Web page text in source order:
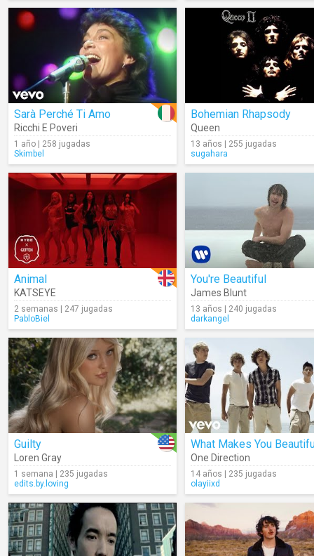
Sarà Perché Ti Amo
Ricchi E Poveri
1 año | 258 jugadas
Skimbel
Bohemian Rhapsody
Queen
13 años | 255 jugadas
sugahara
Animal
KATSEYE
2 semanas | 247 jugadas
PabloBiel
You're Beautiful
James Blunt
13 años | 240 jugadas
darkangel
Guilty
Loren Gray
1 semana | 235 jugadas
edits.by.loving
What Makes You
One Direction
14 años | 235 jugadas
olayiixd